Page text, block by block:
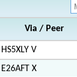
Via / Peer
HS5XLY V
E26AFT X